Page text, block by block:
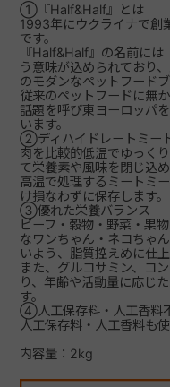
①『Half&Half』とは
1993年にウクライナで創
です。
『Half&Half』の名前に
う意味が込められており
のモダンなペットフード
従来のペットフードに無
話題を呼び東ヨーロッパ
います。
②ディハイドレートミー
肉を比較的低温でゆっく
て栄養素や風味を閉じ込め
高温で処理するミートミ
け損なわずに保存します。
③優れた栄養バランス
ビーフ・穀物・野菜・果
なワンちゃん・ネコちゃ
いよう、脂質控えめに仕上
また、グルコサミン、コ
り、年齢や活動量に応じ
す。
④人工保存料・人工香料
人工保存料・人工香料も
内容量：2kg